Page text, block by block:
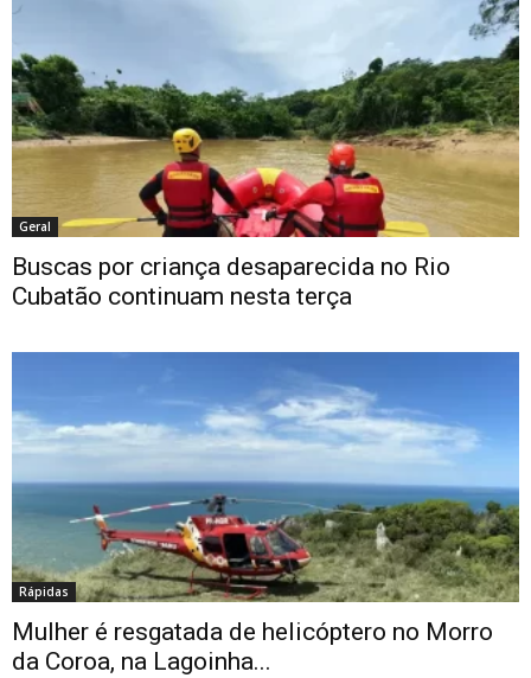
Geral
Buscas por criança desaparecida no Rio
Cubatão continuam nesta terça
Rápidas
Mulher é resgatada de helicóptero no Morro
da Coroa, na Lagoinha...